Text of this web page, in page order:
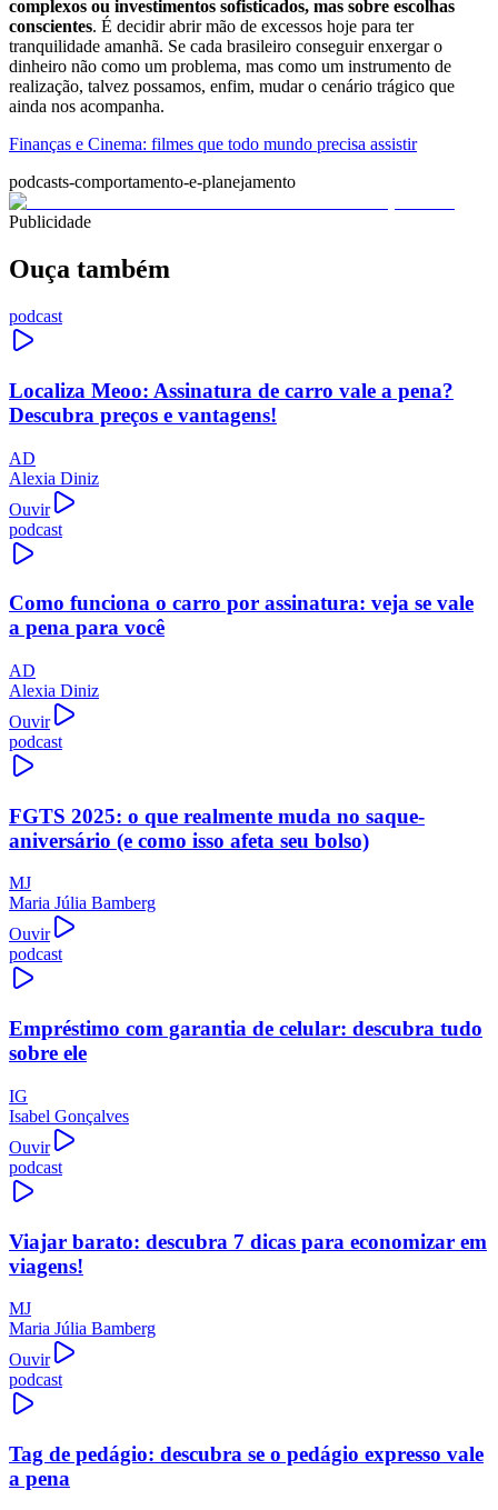
complexos ou investimentos sofisticados, mas sobre escolhas
conscientes. É decidir abrir mão de excessos hoje para ter
tranquilidade amanhã. Se cada brasileiro conseguir enxergar o
dinheiro não como um problema, mas como um instrumento de
realização, talvez possamos, enfim, mudar o cenário trágico que
ainda nos acompanha.
Finanças e Cinema: filmes que todo mundo precisa assistir
podcasts-comportamento-e-planejamento
Publicidade
Ouça também
podcast
Localiza Meoo: Assinatura de carro vale a pena?
Descubra preços e vantagens!
AD
Alexia Diniz
Ouvir
podcast
Como funciona o carro por assinatura: veja se vale
a pena para você
AD
Alexia Diniz
Ouvir
podcast
FGTS 2025: o que realmente muda no saque-
aniversário (e como isso afeta seu bolso)
MJ
Maria Júlia Bamberg
Ouvir
podcast
Empréstimo com garantia de celular: descubra tudo
sobre ele
IG
Isabel Gonçalves
Ouvir
podcast
Viajar barato: descubra 7 dicas para economizar em
viagens!
MJ
Maria Júlia Bamberg
Ouvir
podcast
Tag de pedágio: descubra se o pedágio expresso vale
a pena